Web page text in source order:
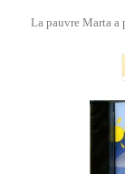
La pauvre Marta a